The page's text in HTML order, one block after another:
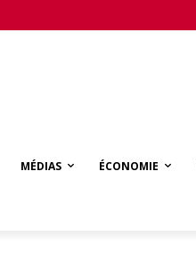
MÉDIAS ÉCONOMIE